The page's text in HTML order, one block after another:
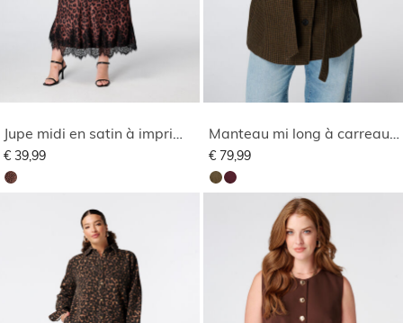
Jupe midi en satin à imprimé animal
€ 39,99
Manteau mi long à carreaux avec col montant
€ 79,99